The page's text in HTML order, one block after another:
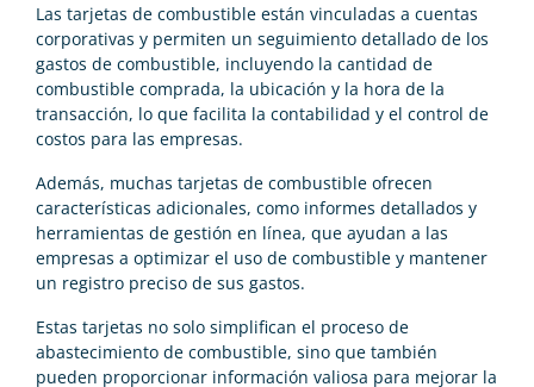
Las tarjetas de combustible están vinculadas a cuentas
corporativas y permiten un seguimiento detallado de los
gastos de combustible, incluyendo la cantidad de
combustible comprada, la ubicación y la hora de la
transacción, lo que facilita la contabilidad y el control de
costos para las empresas.
Además, muchas tarjetas de combustible ofrecen
características adicionales, como informes detallados y
herramientas de gestión en línea, que ayudan a las
empresas a optimizar el uso de combustible y mantener
un registro preciso de sus gastos.
Estas tarjetas no solo simplifican el proceso de
abastecimiento de combustible, sino que también
pueden proporcionar información valiosa para mejorar la